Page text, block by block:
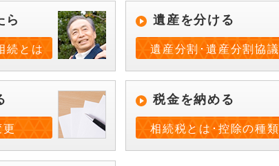
ら
続とは
遺産を分ける
遺産分割･遺産分割協議
税金を納める
相続税とは･控除の種類